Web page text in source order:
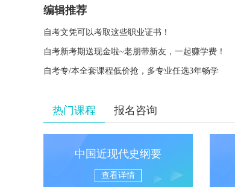
编辑推荐
自考文凭可以考取这些职业证书！
自考新考期送现金啦~老朋带新友，一起赚学费！
自考专/本全套课程低价抢，多专业任选3年畅学
热门课程 报名咨询
中国近现代史纲要
查看详情